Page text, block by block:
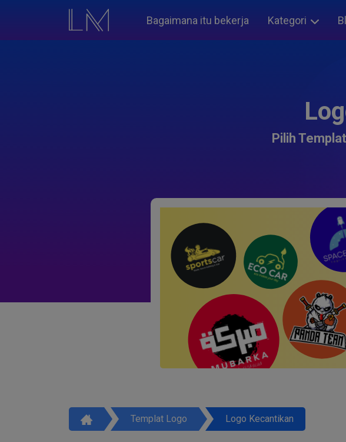
Bagaimana itu bekerja Kategori
Pilih
Templat Logo Logo Kecantikan